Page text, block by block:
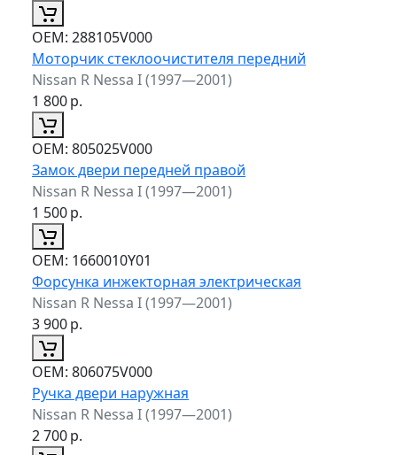
ОЕМ: 288105V000
Моторчик стеклоочистителя передний
Nissan R Nessa I (1997—2001)
1 800р.
ОЕМ: 805025V000
Замок двери передней правой
Nissan R Nessa I (1997—2001)
1 500р.
ОЕМ: 1660010Y01
Форсунка инжекторная электрическая
Nissan R Nessa I (1997—2001)
3 900р.
ОЕМ: 806075V000
Ручка двери наружная
Nissan R Nessa I (1997—2001)
2 700р.